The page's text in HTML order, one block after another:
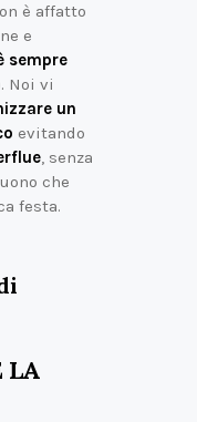
è affatto
e
sempre
. Noi vi
un
evitando
, senza
che
festa.
LA